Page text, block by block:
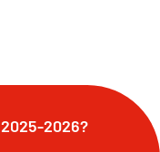
2026?